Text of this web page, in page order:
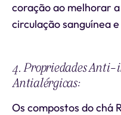
coração ao melhorar
circulação sanguínea
4. Propriedades
Antialérgicas:
Os compostos do chá